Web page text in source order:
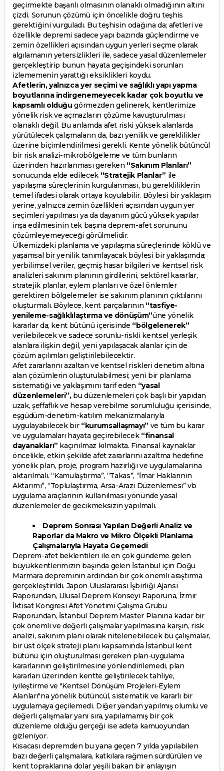
geçirmekte başarılı olmasının olanaklı olmadığının altını
çizdi. Sorunun çözümü için öncelikle doğru teşhis
gerektiğini vurguladı. Bu teşhisin odağına da; afetleri ve
özellikle depremi sadece yapı bazında güçlendirme ve
zemin özellikleri açısından uygun yerleri seçme olarak
algılamanın yetersizlikleri ile, sadece yasal düzenlemeler
gerçekleştirip bunun hayata geçişindeki sorunları
izlememenin yarattığı eksiklikleri koydu.
Afetlerin, yalnızca yer seçimi ve sağlıklı yapı yapma
boyutlarına indirgenemeyecek kadar çok boyutlu ve
kapsamlı olduğu görmezden gelinerek, kentlerimize
yönelik risk ve açmazların çözüme kavuşturulması
olanaklı değil. Bu anlamda afet riski yüksek alanlarda
yürütülecek çalışmaların da, bazı yenilik ve gereklilikler
üzerine biçimlendirilmesi gerekli. Kente yönelik bütüncül
bir risk analizi-mikrobölgeleme ve tüm bunların
üzerinden hazırlanması gereken “Sakınım Planları”
sonucunda elde edilecek “Stratejik Planlar” ile
yapılaşma süreçlerinin kurgulanması, bu gerekliliklerin
temel ifadesi olarak ortaya koyulabilir. Böylesi bir yaklaşım
yerine, yalnızca zemin özellikleri açısından uygun yer
seçimleri yapılması ya da dayanım gücü yüksek yapılar
inşa edilmesinin tek başına deprem-afet sorununu
çözümleyemeyeceği görülmelidir.
Ülkemizdeki planlama ve yapılaşma süreçlerinde köklü ve
yaşamsal bir yenilik tanımlayacak böylesi bir yaklaşımda;
yerbilimsel veriler, geçmiş hasar bilgileri ve kentsel risk
analizleri sakınım planının girdilerini, sektörel kararlar,
stratejik planlar, eylem planları ve özel önlemler
gerektiren bölgelemeler ise sakınım planının çıktılarını
oluşturmalı. Böylece, kent parçalarının “tasfiye-
yenileme-sağlıklılaştırma ve dönüşüm”üne yönelik
kararlar da, kent bütünü içerisinde “bölgelenerek”
verilebilecek ve sadece sorunlu-riskli kentsel yerleşik
alanlara ilişkin değil, yeni yapılaşacak alanlar için de
çözüm açılımları geliştirilebilecektir.
Afet zararlarını azaltan ve kentsel riskleri denetim altına
alan çözümlerin oluşturulabilmesi; yeni bir planlama
sistematiği ve yaklaşımını tarif eden “yasal
düzenlemeleri”,bu düzenlemeleri çok başlı bir yapıdan
uzak, şeffaflık ve hesap verebilme sorumluluğu içerisinde,
eşgüdüm-denetim-katılım mekanizmalarıyla
uygulayabilecek bir “kurumsallaşmayı” ve tüm bu karar
ve uygulamaları hayata geçirebilecek “finansal
dayanakları” kaçınılmaz kılmakta. Finansal kaynaklar
öncelikle, etkin şekilde afet zararlarını azaltma hedefine
yönelik plan, proje, program hazırlığı ve uygulamalarına
aktarılmalı. “Kamulaştırma”, “Takas”, “İmar Haklarının
Aktarımı”, “Toplulaştırma, Arsa-Arazi Düzenlemesi” vb
uygulama araçlarının kullanılması yönünde yasal
düzenlemeler de gecikmeksizin yapılmalı.
Deprem Sonrası Yapılan Değerli Analiz ve
Raporlar da Makro ve Mikro Ölçekli Planlama
Çalışmalarıyla Hayata Geçemedi
Deprem-afet beklentileri ile en çok gündeme gelen
büyükkentlerimizin başında gelen İstanbul için Doğu
Marmara depreminin ardından bir çok önemli araştırma
gerçekleştirildi. Japon Uluslararası İşbirliği Ajansı
Raporundan, Ulusal Deprem Konseyi Raporuna, İzmir
İktisat Kongresi Afet Yönetimi Çalışma Grubu
Raporundan, İstanbul Deprem Master Planına kadar bir
çok önemli ve değerli çalışmalar yapılmasına karşın, risk
analizi, sakınım planı olarak nitelenebilecek bu çalışmalar,
bir üst ölçek strateji planı kapsamında İstanbul kent
bütünü için oluşturulması gereken plan-uygulama
kararlarının geliştirilmesine yönlendirilemedi, plan
kararları üzerinden kentte geliştirilecek tahliye,
iyileştirme ve "Kentsel Dönüşüm Projeleri-Eylem
Alanları"na yönelik bütüncül, sistematik ve kararlı bir
uygulamaya geçilemedi. Diğer yandan yapılmış olumlu ve
değerli çalışmalar yanı sıra, yapılamamış bir çok
düzenleme olduğu gerçeği ise adeta kamuoyundan
gizleniyor.
Kısacası depremden bu yana geçen 7 yılda yapılabilen
bazı değerli çalışmalara, katkılara rağmen sürdürülen ve
kent topraklarına dolar yeşili bakan bir anlayışın